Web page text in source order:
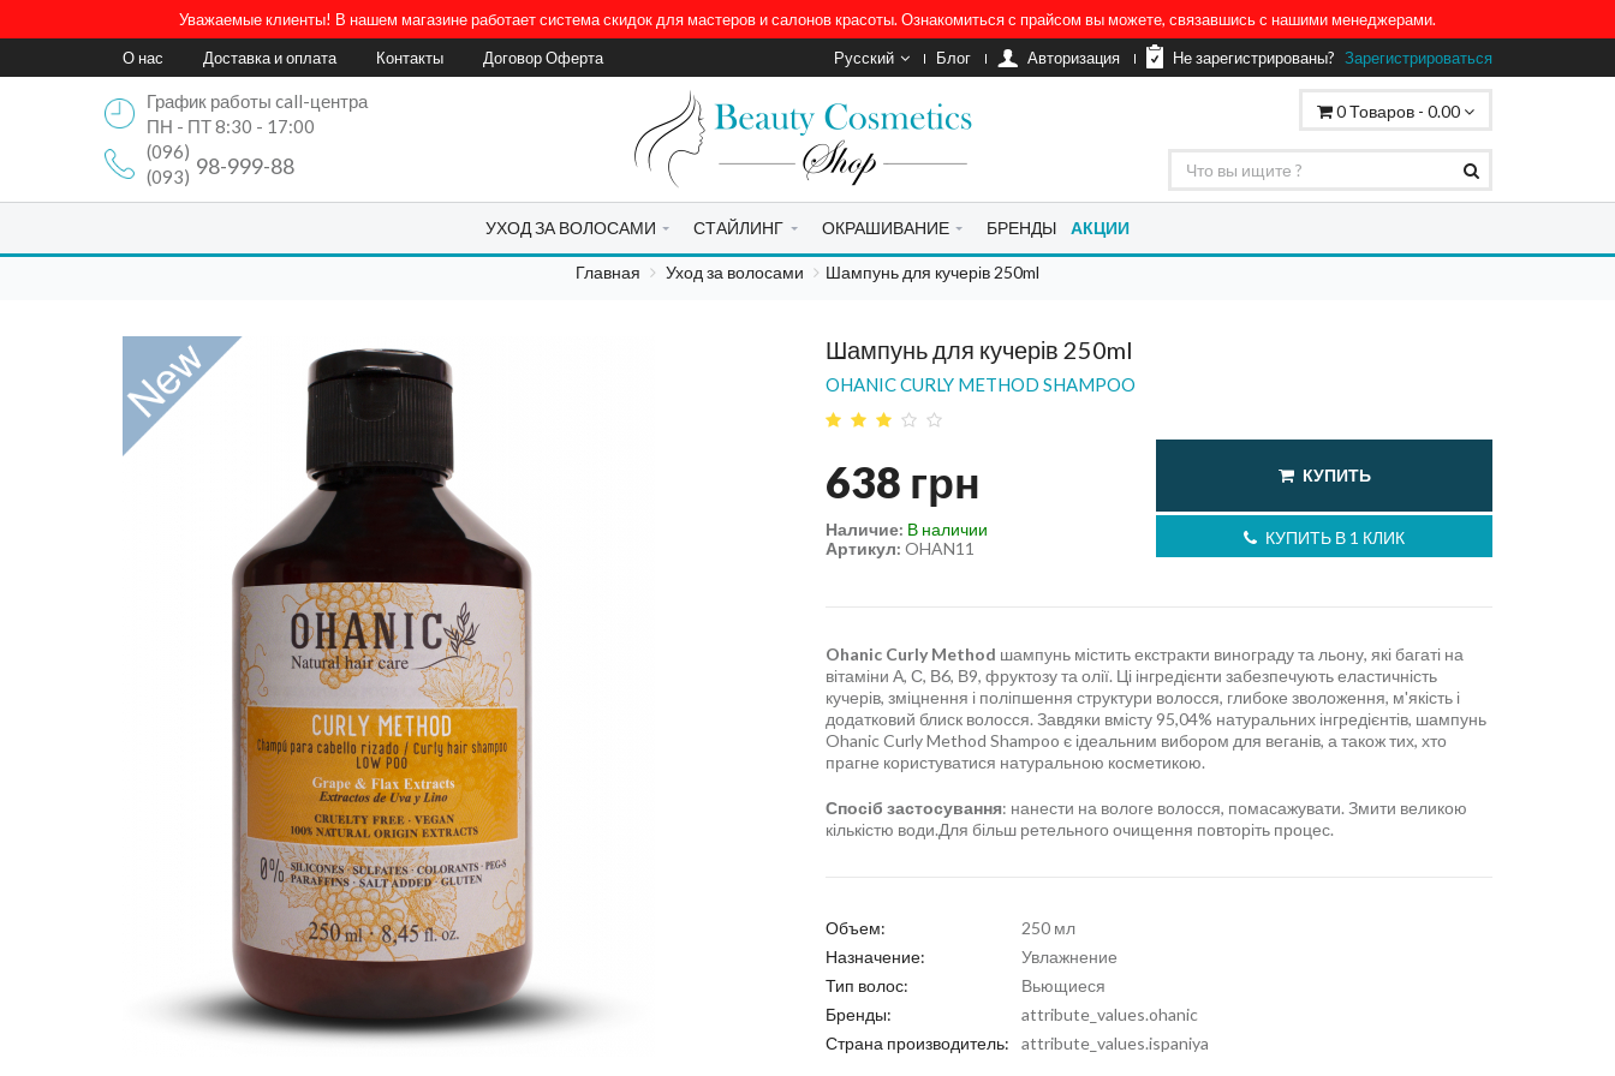
Уважаемые клиенты! В нашем магазине работает система скидок для мастеров и салонов красоты. Ознакомиться с прайсом вы можете, связавшись с нашими менеджерами.
О нас
Доставка и оплата Контакты Договор Оферта Русский Блог Авторизация Не зарегистрированы? Зарегистрироваться
График работы call-центра
ПН - ПТ 8:30 - 17:00
(096)
98-999-88
(093)
0Товаров - 0.00
УХОД ЗА ВОЛОСАМИ СТАЙЛИНГ ОКРАШИВАНИЕ БРЕНДЫ АКЦИИ
Главная Уход за волосами Шампунь для кучерів 250ml
Шампунь для кучерів 250ml
OHANIC CURLY METHOD SHAMPOO
638 грн КУПИТЬ
КУПИТЬ В 1 КЛИК
Артикул: OHAN11
Наличие: В наличии
Ohanic Curly Method шампунь містить екстракти винограду та льону, які багаті на
вітаміни А, С, В6, В9, фруктозу та олії. Ці інгредієнти забезпечують еластичність
кучерів, зміцнення і поліпшення структури волосся, глибоке зволоження, м'якість і
додатковий блиск волосся. Завдяки вмісту 95,04% натуральних інгредієнтів, шампунь
Ohanic Curly Method Shampoo є ідеальним вибором для веганів, а також тих, хто
прагне користуватися натуральною косметикою.
Спосіб застосування: нанести на вологе волосся, помасажувати. Змити великою
кількістю води.Для більш ретельного очищення повторіть процес.
Объем:
250 мл
Назначение:
Увлажнение
Тип волос:
Вьющиеся
Бренды:
attribute_values.ohanic
Страна производитель:
attribute_values.ispaniya